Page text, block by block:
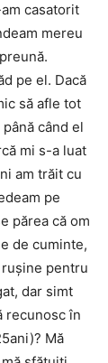
casatorit
mereu
pe el. Dacă
să afle tot
când el
mi s-a luat
am trăit cu
pe
părea că om
de cuminte,
pentru
dar simt
recunosc în
Mă